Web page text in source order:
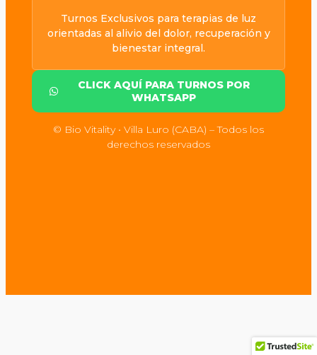
Turnos Exclusivos para terapias de luz
orientadas al alivio del dolor, recuperación y
bienestar integral.
CLICK AQUÍ PARA TURNOS POR
WHATSAPP
© Bio Vitality • Villa Luro (CABA) – Todos los
derechos reservados